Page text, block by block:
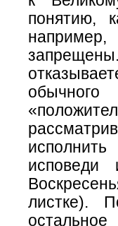
понятию,
исповеди
листке).